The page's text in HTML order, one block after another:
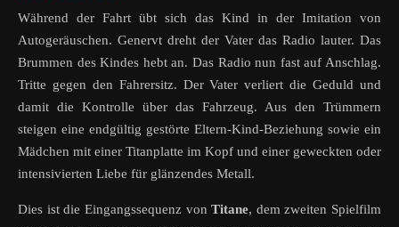
Während der Fahrt übt sich das Kind in der Imitation von
Autogeräuschen. Genervt dreht der Vater das Radio lauter. Das
Brummen des Kindes hebt an. Das Radio nun fast auf Anschlag.
Tritte gegen den Fahrersitz. Der Vater verliert die Geduld und
damit die Kontrolle über das Fahrzeug. Aus den Trümmern
steigen eine endgültig gestörte Eltern-Kind-Beziehung sowie ein
Mädchen mit einer Titanplatte im Kopf und einer geweckten oder
intensivierten Liebe für glänzendes Metall.
Dies ist die Eingangssequenz von Titane, dem zweiten Spielfilm